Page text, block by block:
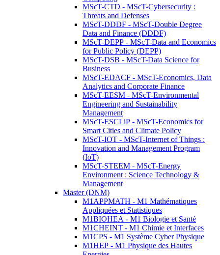
MScT-CTD - MScT-Cybersecurity :
Threats and Defenses
MScT-DDDF - MScT-Double Degree
Data and Finance (DDDF)
MScT-DEPP - MScT-Data and Economics
for Public Policy (DEPP)
MScT-DSB - MScT-Data Science for
Business
MScT-EDACF - MScT-Economics, Data
Analytics and Corporate Finance
MScT-EESM - MScT-Environmental
Engineering and Sustainability
Management
MScT-ESCLiP - MScT-Economics for
Smart Cities and Climate Policy
MScT-IOT - MScT-Internet of Things :
Innovation and Management Program
(IoT)
MScT-STEEM - MScT-Energy
Environment : Science Technology &
Management
Master (DNM)
M1APPMATH - M1 Mathématiques
Appliquées et Statistiques
M1BIOHEA - M1 Biologie et Santé
M1CHEINT - M1 Chimie et Interfaces
M1CPS - M1 Système Cyber Physique
M1HEP - M1 Physique des Hautes